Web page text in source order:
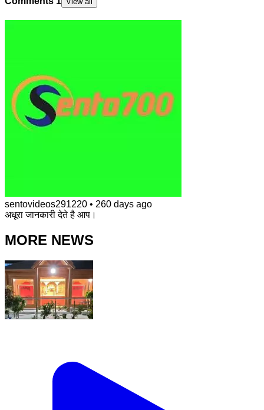
sentovideos291220 • 260 days ago
अधूरा जानकारी देते है आप।
MORE NEWS